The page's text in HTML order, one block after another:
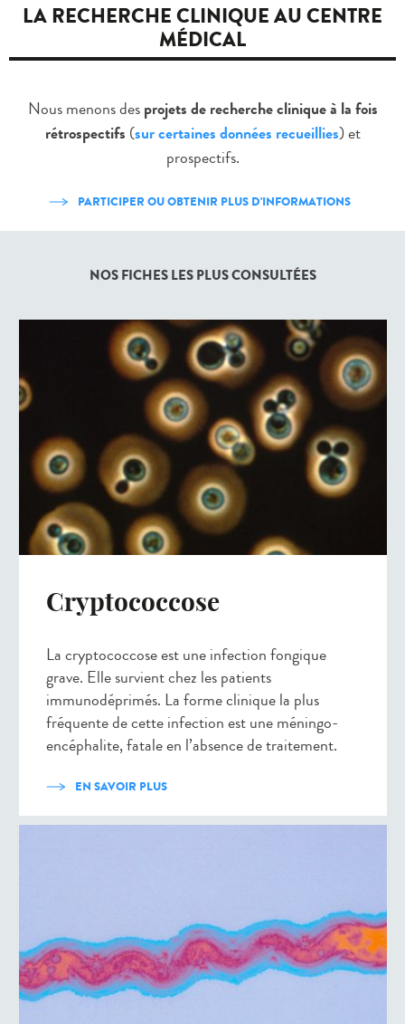
LA RECHERCHE CLINIQUE AU CENTRE
MÉDICAL
Nous menons desprojets de recherche clinique à la fois
rétrospectifs (sur certaines données recueillies)et
prospectifs.
PARTICIPER OU OBTENIR PLUS D'INFORMATIONS
NOS FICHES LES PLUS CONSULTÉES
Cryptococcose
La cryptococcose est une infection fongique
grave. Elle survient chez les patients
immunodéprimés. La forme clinique la plus
fréquente de cette infection est une méningo-
encéphalite, fatale en l’absence de traitement.
EN SAVOIR PLUS